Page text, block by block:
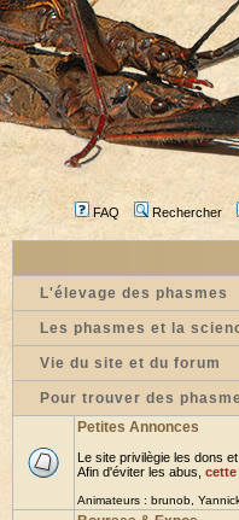
FAQ Rechercher
L'élevage des phasmes
Les phasmes et la
Vie du site et du forum
Pour trouver des
Petites Annonces
Le site privilègie les dons
Afin d'éviter les abus, cette
Animateurs : brunob